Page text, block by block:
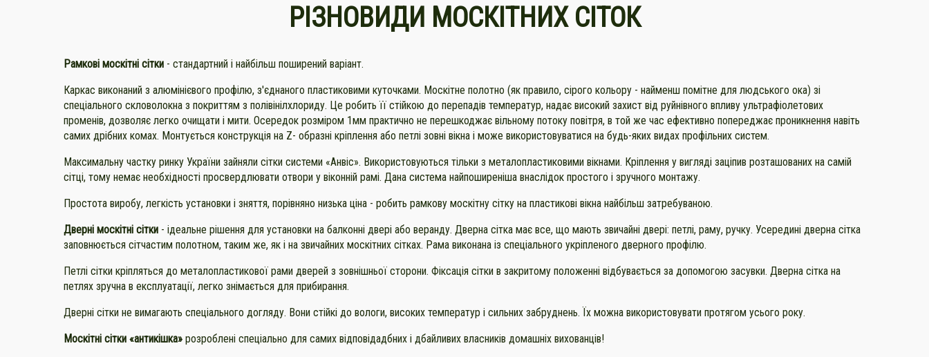
РІЗНОВИДИ МОСКІТНИХ СІТОК
Рамкові москітні сітки - стандартний і найбільш поширений варіант.
Каркас виконаний з алюмінієвого профілю, з'єднаного пластиковими куточками. Москітне полотно (як правило, сірого кольору - найменш помітне для людського ока) зі
спеціального скловолокна з покриттям з полівінілхлориду. Це робить її стійкою до перепадів температур, надає високий захист від руйнівного впливу ультрафіолетових
променів, дозволяє легко очищати і мити. Осередок розміром 1мм практично не перешкоджає вільному потоку повітря, в той же час ефективно попереджає проникнення навіть
самих дрібних комах. Монтується конструкція на Z- образні кріплення або петлі зовні вікна і може використовуватися на будь-яких видах профільних систем.
Максимальну частку ринку України зайняли сітки системи «Анвіс». Використовуються тільки з металопластиковими вікнами. Кріплення у вигляді заціпив розташованих на самій
сітці, тому немає необхідності просвердлювати отвори у віконній рамі. Дана система найпоширеніша внаслідок простого і зручного монтажу.
Простота виробу, легкість установки і зняття, порівняно низька ціна - робить рамкову москітну сітку на пластикові вікна найбільш затребуваною.
Дверні москітні сітки - ідеальне рішення для установки на балконні двері або веранду. Дверна сітка має все, що мають звичайні двері: петлі, раму, ручку. Усередині дверна сітка
заповнюється сітчастим полотном, таким же, як і на звичайних москітних сітках. Рама виконана із спеціального укріпленого дверного профілю.
Петлі сітки кріпляться до металопластикової рами дверей з зовнішньої сторони. Фіксація сітки в закритому положенні відбувається за допомогою засувки. Дверна сітка на
петлях зручна в експлуатації, легко знімається для прибирання.
Дверні сітки не вимагають спеціального догляду. Вони стійкі до вологи, високих температур і сильних забруднень. Їх можна використовувати протягом усього року.
Москітні сітки «антикішка» розроблені спеціально для самих відповідадбних і дбайливих власників домашніх вихованців!